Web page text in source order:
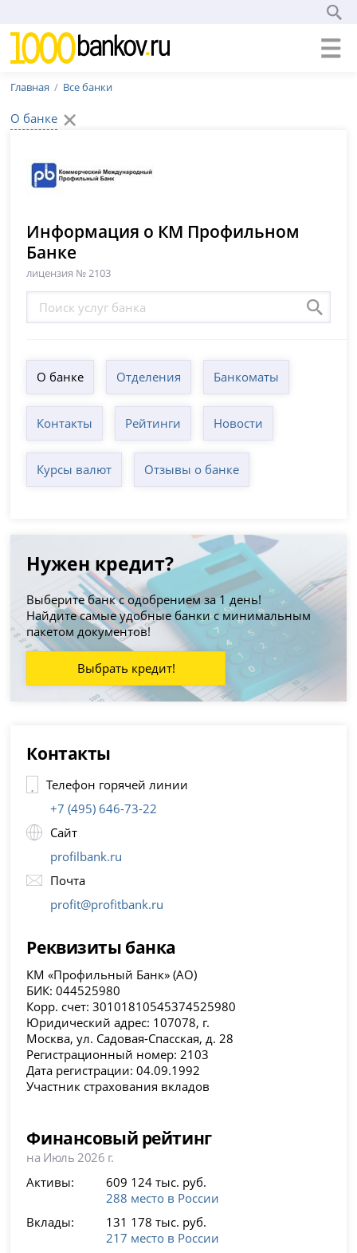
Главная Все банки
О банке
Информация о КМ Профильном
Банке
лицензия № 2103
О банке Отделения Банкоматы
Контакты Рейтинги Новости
Курсы валют Отзывы о банке
Нужен кредит?
Выберите банк с одобрением за 1 день!
Найдите самые удобные банки с минимальным
пакетом документов!
Выбрать кредит!
Контакты
Телефон горячей линии
+7 (495) 646-73-22
Сайт
profilbank.ru
Почта
profit@profitbank.ru
Реквизиты банка
КМ «Профильный Банк» (АО)
БИК: 044525980
Корр. счет: 30101810545374525980
Юридический адрес: 107078, г.
Москва, ул. Садовая-Спасская, д. 28
Регистрационный номер: 2103
Дата регистрации: 04.09.1992
Участник страхования вкладов
Финансовый рейтинг
на Июль 2026 г.
Активы:
609 124 тыс. руб.
288 место в России
Вклады:
131 178 тыс. руб.
217 место в России